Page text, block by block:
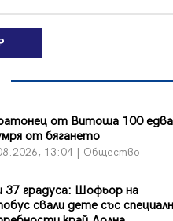
от Витоша 100 едва
от бягането
13:04 | Общество
37 градуса: Шофьор на
свали дете със